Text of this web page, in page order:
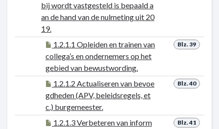
bij wordt vastgesteld is bepaald a
an de hand van de nulmeting uit 20
19.
Blz. 39
1.2.1.1 Opleiden en trainen van
collega’s en ondernemers op het
gebied van bewustwording.
Blz. 40
1.2.1.2 Actualiseren van bevoe
gdheden (APV, beleidsregels, et
c.) burgemeester.
Blz. 41
1.2.1.3 Verbeteren van inform